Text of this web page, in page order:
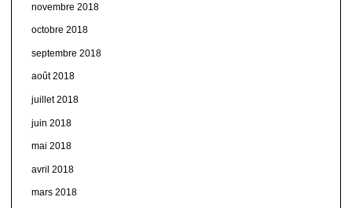
novembre 2018
octobre 2018
septembre 2018
août 2018
juillet 2018
juin 2018
mai 2018
avril 2018
mars 2018